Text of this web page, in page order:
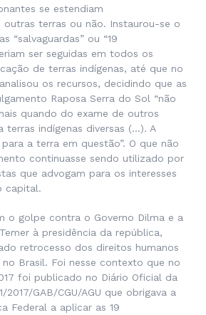
se estendiam
terras ou não. Instaurou-se o
“salvaguardas” ou “19
ser seguidas em todos os
de terras indígenas, até que no
os recursos, decidindo que as
Raposa Serra do Sol “não
quando do exame de outros
terras indígenas diversas (…). A
a terra em questão”. O que não
continuasse sendo utilizado por
que advogam para os interesses
capital.
o golpe contra o Governo Dilma e a
à presidência da república,
retrocesso dos direitos humanos
Brasil. Foi nesse contexto que no
foi publicado no Diário Oficial da
2017/GAB/CGU/AGU que obrigava a
Federal a aplicar as 19